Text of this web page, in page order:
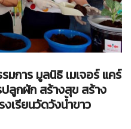
การ มูลนิธิ เมเจอร์ แคร์
ลูกผัก สร้างสุข สร้าง
เรียนวัดวังน้ำขาว